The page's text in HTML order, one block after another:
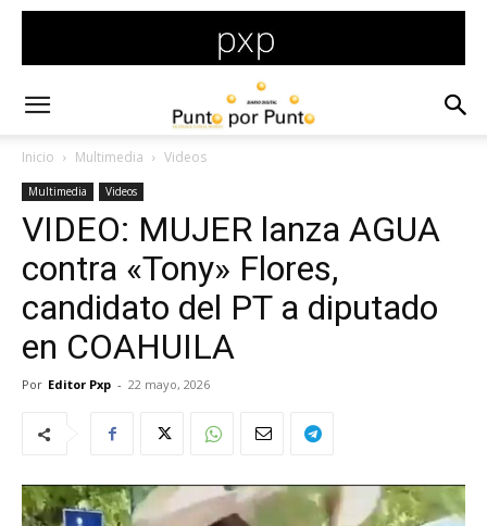
Inicio Multimedia Videos
Multimedia Videos
VIDEO: MUJER lanza AGUA
contra «Tony» Flores,
candidato del PT a diputado
en COAHUILA
Por Editor Pxp - 22 mayo, 2026